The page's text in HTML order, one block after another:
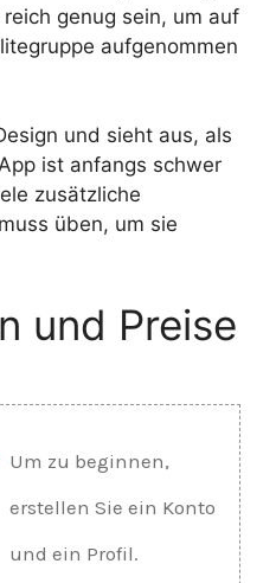
genug sein, um auf
aufgenommen
und sieht aus, als
ist anfangs schwer
zusätzliche
üben, um sie
und Preise
Um zu beginnen,
erstellen Sie ein Konto
und ein Profil.